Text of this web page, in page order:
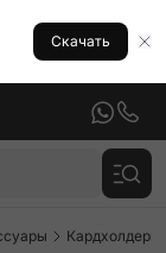
Скачать
Кардхолдеры